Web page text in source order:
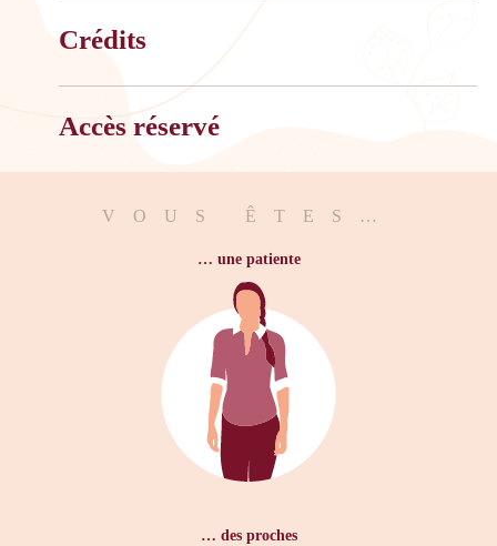
Crédits
Accès réservé
VOUS ÊTES…
… une patiente
… des proches